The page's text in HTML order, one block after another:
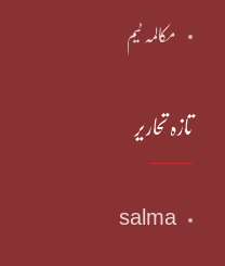
مکالمہ ٹیم
تازہ تحاریر
salma